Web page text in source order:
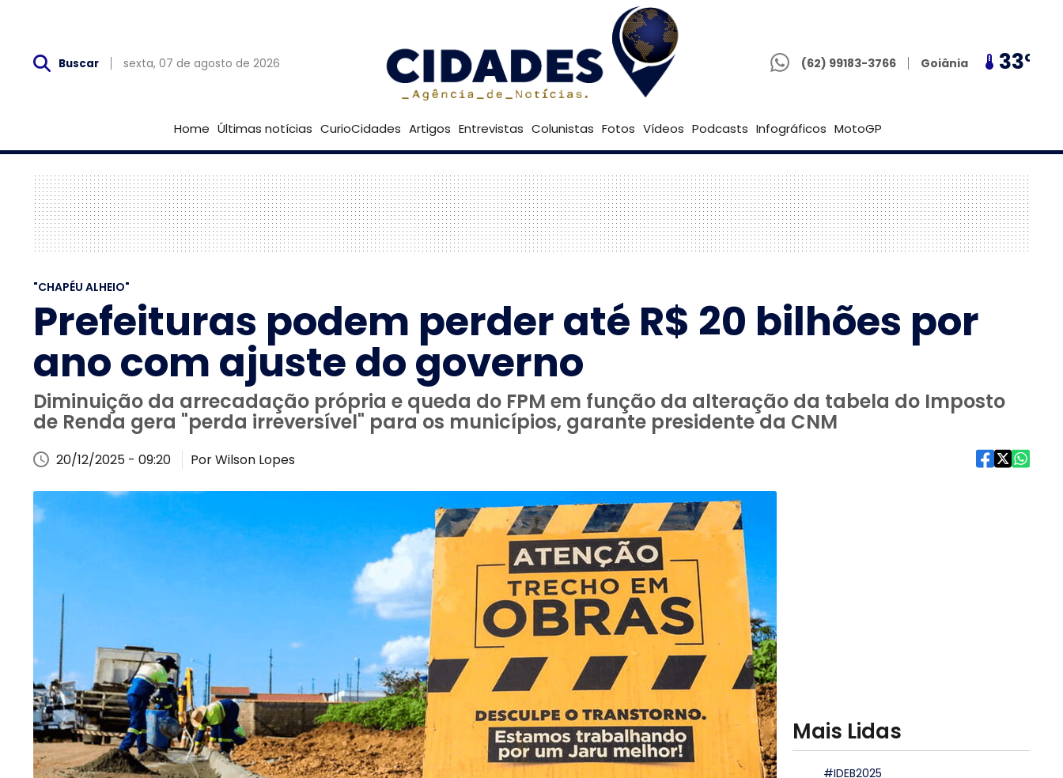
Buscar sexta, 07 de agosto de 2026 (62) 99183-3766
Goiânia 33º Brasília Goiânia 33º Brasília 30º
Home Últimas notícias CurioCidades Artigos Entrevistas Colunistas Fotos Vídeos Podcasts Infográficos MotoGP
"CHAPÉU ALHEIO"
Prefeituras podem perder até R$ 20 bilhões por
ano com ajuste do governo
Diminuição da arrecadação própria e queda do FPM em função da alteração da tabela do Imposto
de Renda gera "perda irreversível" para os municípios, garante presidente da CNM
20/12/2025 - 09:20 Por Wilson Lopes
Mais Lidas
#IDEB2025